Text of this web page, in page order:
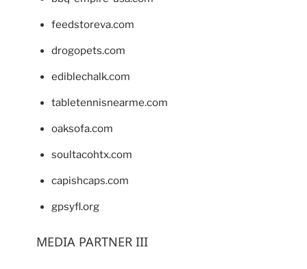
feedstoreva.com
drogopets.com
ediblechalk.com
tabletennisnearme.com
oaksofa.com
soultacohtx.com
capishcaps.com
gpsyfl.org
MEDIA PARTNER III